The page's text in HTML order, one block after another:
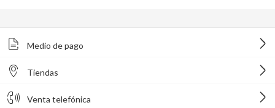
Medio de pago
Tiendas
Venta telefónica